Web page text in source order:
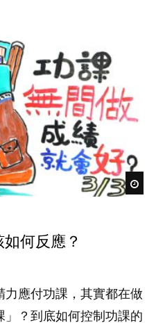
何反應？
應付功課，其實都在做
？到底如何控制功課的